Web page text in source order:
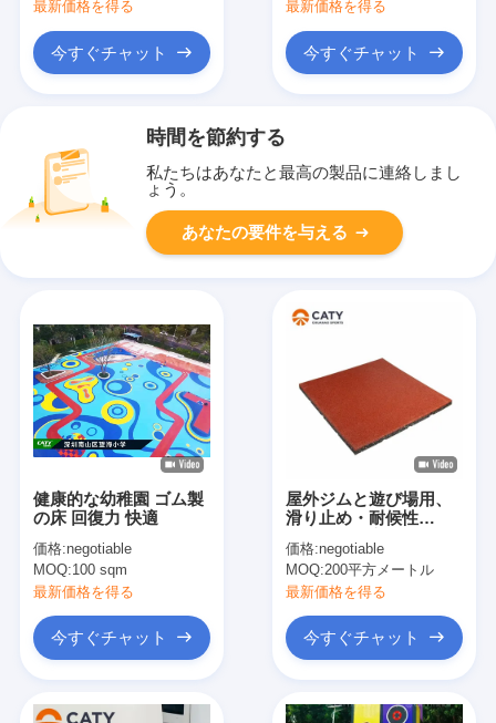
最新価格を得る
今すぐチャット
最新価格を得る
今すぐチャット
時間を節約する
私たちはあなたと最高の製品に連絡しまし
ょう。
あなたの要件を与える
健康的な幼稚園 ゴム製
の床 回復力 快適
価格:negotiable
MOQ:100 sqm
最新価格を得る
今すぐチャット
屋外ジムと遊び場用、
滑り止め・耐候性
価格
価格:negotiable
MOQ:200平方メートル
最新価格を得る
今すぐチャット